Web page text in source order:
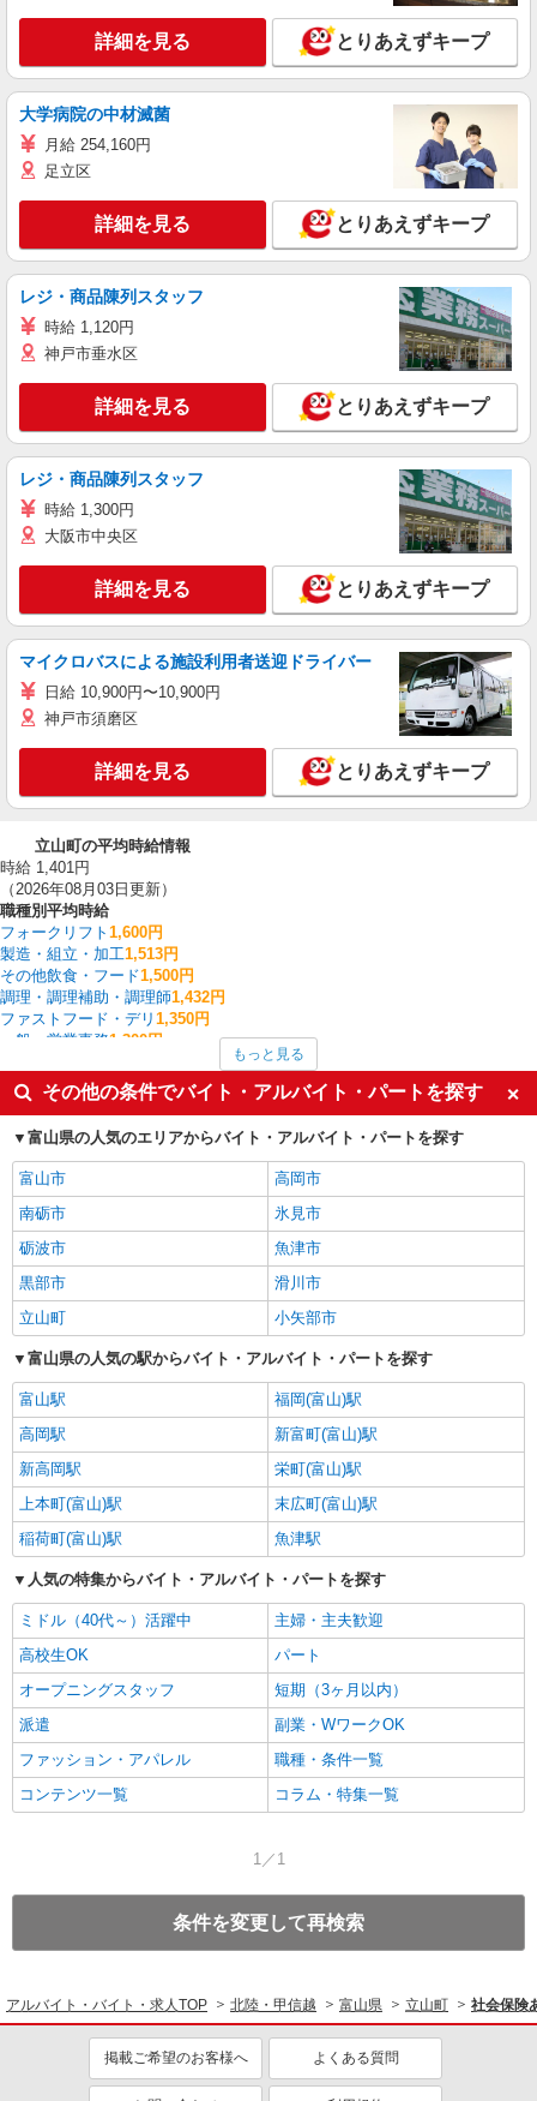
詳細を見る とりあえずキープ
大学病院の中材滅菌
月給 254,160円
足立区
詳細を見る とりあえずキープ
レジ・商品陳列スタッフ
時給 1,120円
神戸市垂水区
詳細を見る とりあえずキープ
レジ・商品陳列スタッフ
時給 1,300円
大阪市中央区
詳細を見る とりあえずキープ
マイクロバスによる施設利用者送迎ドライバー
日給 10,900円〜10,900円
神戸市須磨区
詳細を見る とりあえずキープ
立山町の平均時給情報
時給 1,401円
（2026年08月03日更新）
職種別平均時給
フォークリフト 1,600円
製造・組立・加工1,513円
その他飲食・フード1,500円
調理・調理補助・調理師1,432円
ファストフード・デリ 1,350円
一般・営業事務1,300円
1,275円
その他軽作業・製造・物流 1,250円
介護職・ヘルパー1,250円
食品製造・加工1,200円
立山町の他の職種の平均時給を見る
もっと見る
その他の条件でバイト・アルバイト・パートを探す
富山県の人気のエリアからバイト・アルバイト・パートを探す
富山市
高岡市
南砺市
氷見市
砺波市
魚津市
黒部市
滑川市
立山町
小矢部市
富山県の人気の駅からバイト・アルバイト・パートを探す
富山駅
福岡(富山)駅
高岡駅
新富町(富山)駅
新高岡駅
栄町(富山)駅
上本町(富山)駅
末広町(富山)駅
稲荷町(富山)駅
魚津駅
人気の特集からバイト・アルバイト・パートを探す
ミドル（40代～）活躍中
主婦・主夫歓迎
高校生OK
パート
オープニングスタッフ
短期（3ヶ月以内）
派遣
副業・WワークOK
ファッション・アパレル
職種・条件一覧
コンテンツ一覧
コラム・特集一覧
1／1
条件を変更して再検索
アルバイト・バイト・求人TOP 北陸・甲信越 富山県 立山町 社会保険
掲載ご希望のお客様へ よくある質問